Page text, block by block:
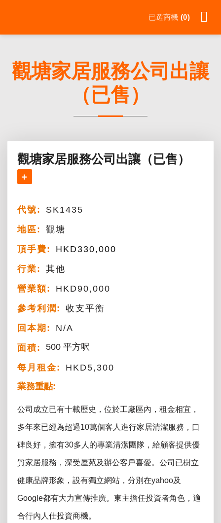
已選商機 0
觀塘家居服務公司出讓
（已售）
觀塘家居服務公司出讓（已售）
代號:
SK1435
地區:
觀塘
頂手費:
HKD330,000
行業:
其他
營業額:
HKD90,000
參考利潤:
收支平衡
回本期:
N/A
面積:
500 平方呎
每月租金:
HKD5,300
業務重點:
公司成立已有十載歷史，位於工廠區內，租金相宜，
多年來已經為超過10萬個客人進行家居清潔服務，口
碑良好，擁有30多人的專業清潔團隊，給顧客提供優
質家居服務，深受屋苑及辦公客戶喜愛。公司已樹立
健康品牌形象，設有獨立網站，分別在yahoo及
Google都有大力宣傳推廣。東主擔任投資者角色，適
合行內人仕投資商機。